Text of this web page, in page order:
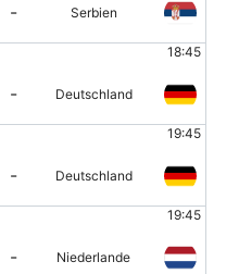
- Serbien
18:45
- Deutschland
19:45
- Deutschland
19:45
- Niederlande